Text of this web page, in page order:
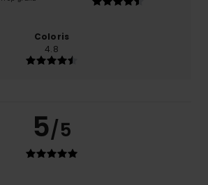
Coloris
4.8
5/5